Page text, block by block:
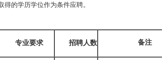
的学历学位作为条件应聘。
专业要求 招聘人数 备注